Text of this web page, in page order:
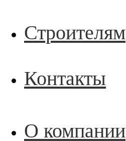
Строителям
Контакты
О компании